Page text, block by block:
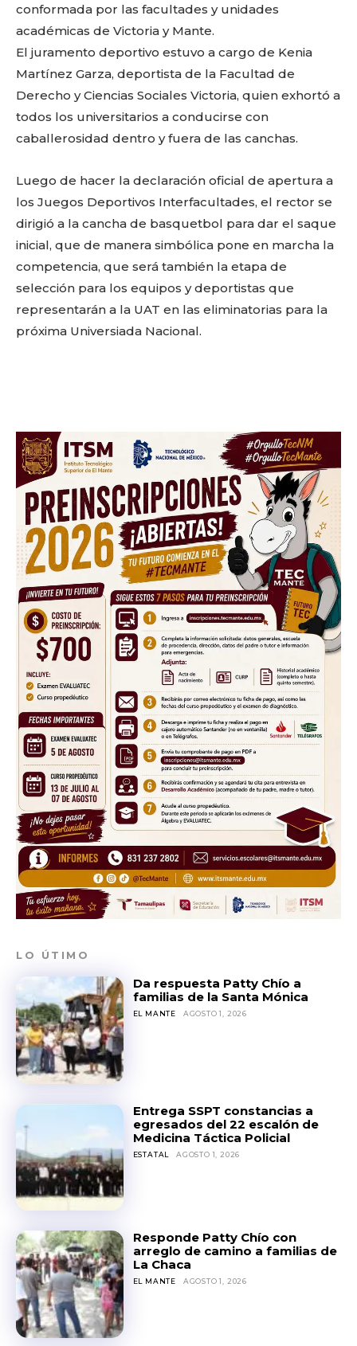
Facebook
Twitter
EmailWhatsApp
Copy
Link
Gmail
Telegram
Don't miss
to stay in the loop.
SUBSCRIBE
conformada por las facultades y unidades
académicas de Victoria y Mante.
El juramento deportivo estuvo a cargo de Kenia
Martínez Garza, deportista de la Facultad de
Derecho y Ciencias Sociales Victoria, quien exhortó a
todos los universitarios a conducirse con
caballerosidad dentro y fuera de las canchas.
Luego de hacer la declaración oficial de apertura a
los Juegos Deportivos Interfacultades, el rector se
dirigió a la cancha de basquetbol para dar el saque
inicial, que de manera simbólica pone en marcha la
competencia, que será también la etapa de
selección para los equipos y deportistas que
representarán a la UAT en las eliminatorias para la
próxima Universiada Nacional.
LO ÚTIMO
Da respuesta Patty Chío a
familias de la Santa Mónica
EL MANTE AGOSTO 1, 2026
Entrega SSPT constancias a
egresados del 22 escalón de
Medicina Táctica Policial
ESTATAL AGOSTO 1, 2026
Responde Patty Chío con
arreglo de camino a familias de
La Chaca
EL MANTE AGOSTO 1, 2026